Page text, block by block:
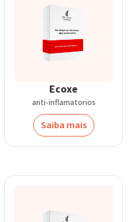
Ecoxe
anti-inflamatorios
Saiba mais